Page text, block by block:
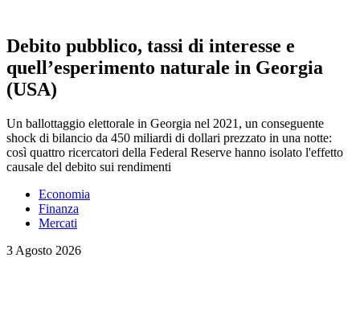
Debito pubblico, tassi di interesse e
quell’esperimento naturale in Georgia
(USA)
Un ballottaggio elettorale in Georgia nel 2021, un conseguente
shock di bilancio da 450 miliardi di dollari prezzato in una notte:
così quattro ricercatori della Federal Reserve hanno isolato l'effetto
causale del debito sui rendimenti
Economia
Finanza
Mercati
3 Agosto 2026